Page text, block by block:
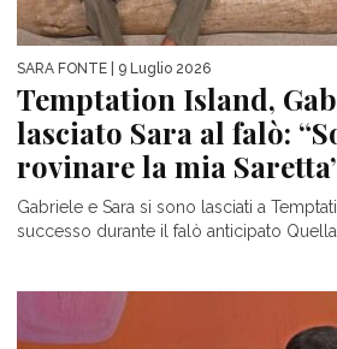
SARA FONTE | 9 Luglio 2026
Temptation Island,
lasciato Sara al falò:
rovinare la mia
Gabriele e Sara si sono lasciati a
successo durante il falò anticipato Quella